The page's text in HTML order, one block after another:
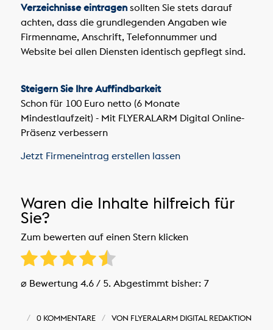
Verzeichnisse eintragensollten Sie stets darauf
achten, dass die grundlegenden Angaben wie
Firmenname, Anschrift, Telefonnummer und
Website bei allen Diensten identisch gepflegt sind.
Steigern Sie Ihre Auffindbarkeit
Schon für 100 Euro netto (6 Monate
Mindestlaufzeit) - Mit FLYERALARM Digital Online-
Präsenz verbessern
Jetzt Firmeneintrag erstellen lassen
Waren die Inhalte hilfreich für
Sie?
Zum bewerten auf einen Stern klicken
⌀ Bewertung 4.6/ 5. Abgestimmt bisher: 7
/ 0 KOMMENTARE / VON FLYERALARM DIGITAL REDAKTION